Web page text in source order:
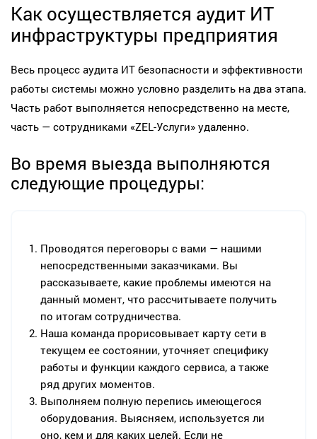
Как осуществляется аудит ИТ
инфраструктуры предприятия
Весь процесс аудита ИТ безопасности и эффективности
работы системы можно условно разделить на два этапа.
Часть работ выполняется непосредственно на месте,
часть — сотрудниками «ZEL-Услуги» удаленно.
Во время выезда выполняются
следующие процедуры:
Проводятся переговоры с вами — нашими
непосредственными заказчиками. Вы
рассказываете, какие проблемы имеются на
данный момент, что рассчитываете получить
по итогам сотрудничества.
Наша команда прорисовывает карту сети в
текущем ее состоянии, уточняет специфику
работы и функции каждого сервиса, а также
ряд других моментов.
Выполняем полную перепись имеющегося
оборудования. Выясняем, используется ли
оно, кем и для каких целей. Если не